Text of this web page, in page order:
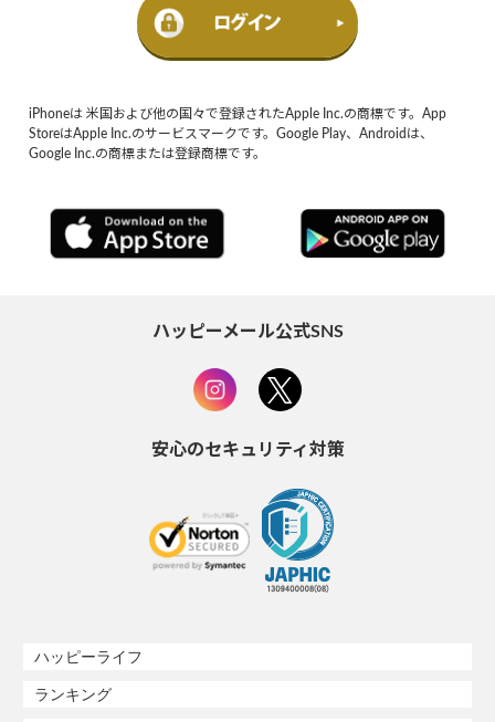
iPhoneは 米国および他の国々で登録されたApple Inc.の商標です。App
StoreはApple Inc.のサービスマークです。Google Play、Androidは、
Google Inc.の商標または登録商標です。
ハッピーメール公式SNS
安心のセキュリティ対策
ハッピーライフ
ランキング